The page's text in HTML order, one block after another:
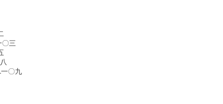
一〇三
一〇九